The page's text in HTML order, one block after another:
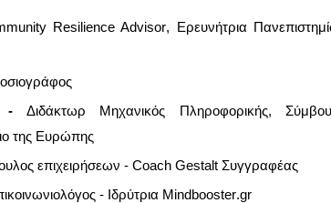
Resilience Advisor, Ερευνήτρια
-Διδάκτωρ Μηχανικός Πληροφορικής,
της Ευρώπης
επιχειρήσεων - Coach Gestalt Συγγραφέας
- Ιδρύτρια Μ indbooster.gr